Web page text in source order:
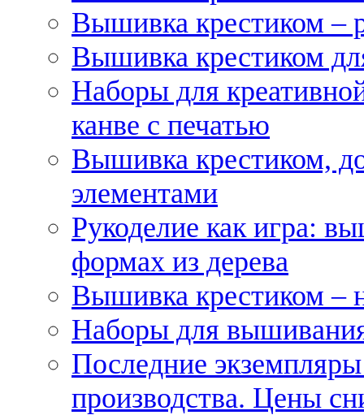
Вышивка крестиком –
Вышивка крестиком
Наборы для
канве с печатью
Вышивка крестиком,
элементами
Рукоделие как игра:
формах из дерева
Вышивка крестиком –
Наборы для
Последние
производства. Цены